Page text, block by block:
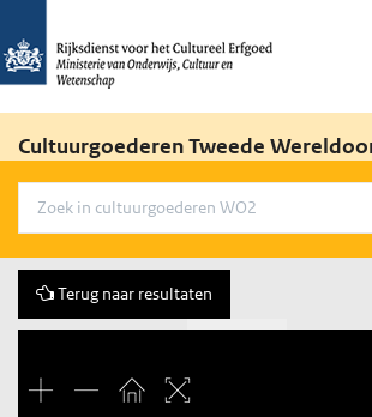
Cultuurgoederen Tweede
Terug naar resultaten